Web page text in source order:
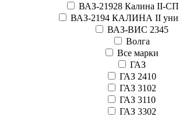
ВАЗ-21928 Калина II-
ВАЗ-2194 КАЛИНА II
ВАЗ-ВИС 2345
Волга
Все марки
ГАЗ
ГАЗ 2410
ГАЗ 3102
ГАЗ 3110
ГАЗ 3302